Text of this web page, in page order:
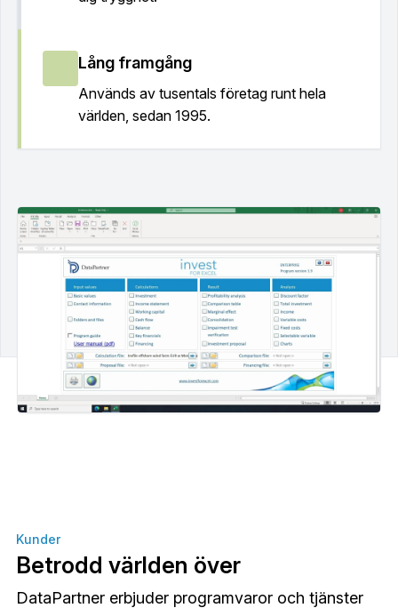
Lång framgång
Används av tusentals företag runt hela
världen, sedan 1995.
Kunder
Betrodd världen över
DataPartner erbjuder programvaror och tjänster